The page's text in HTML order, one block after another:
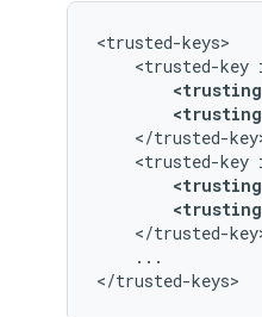
<trusted-key
<trusting
<trusting
<trusted-key
<trusting
<trusting
...